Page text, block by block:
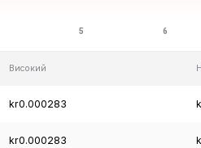
Високий
kr0.000283
kr0.000283